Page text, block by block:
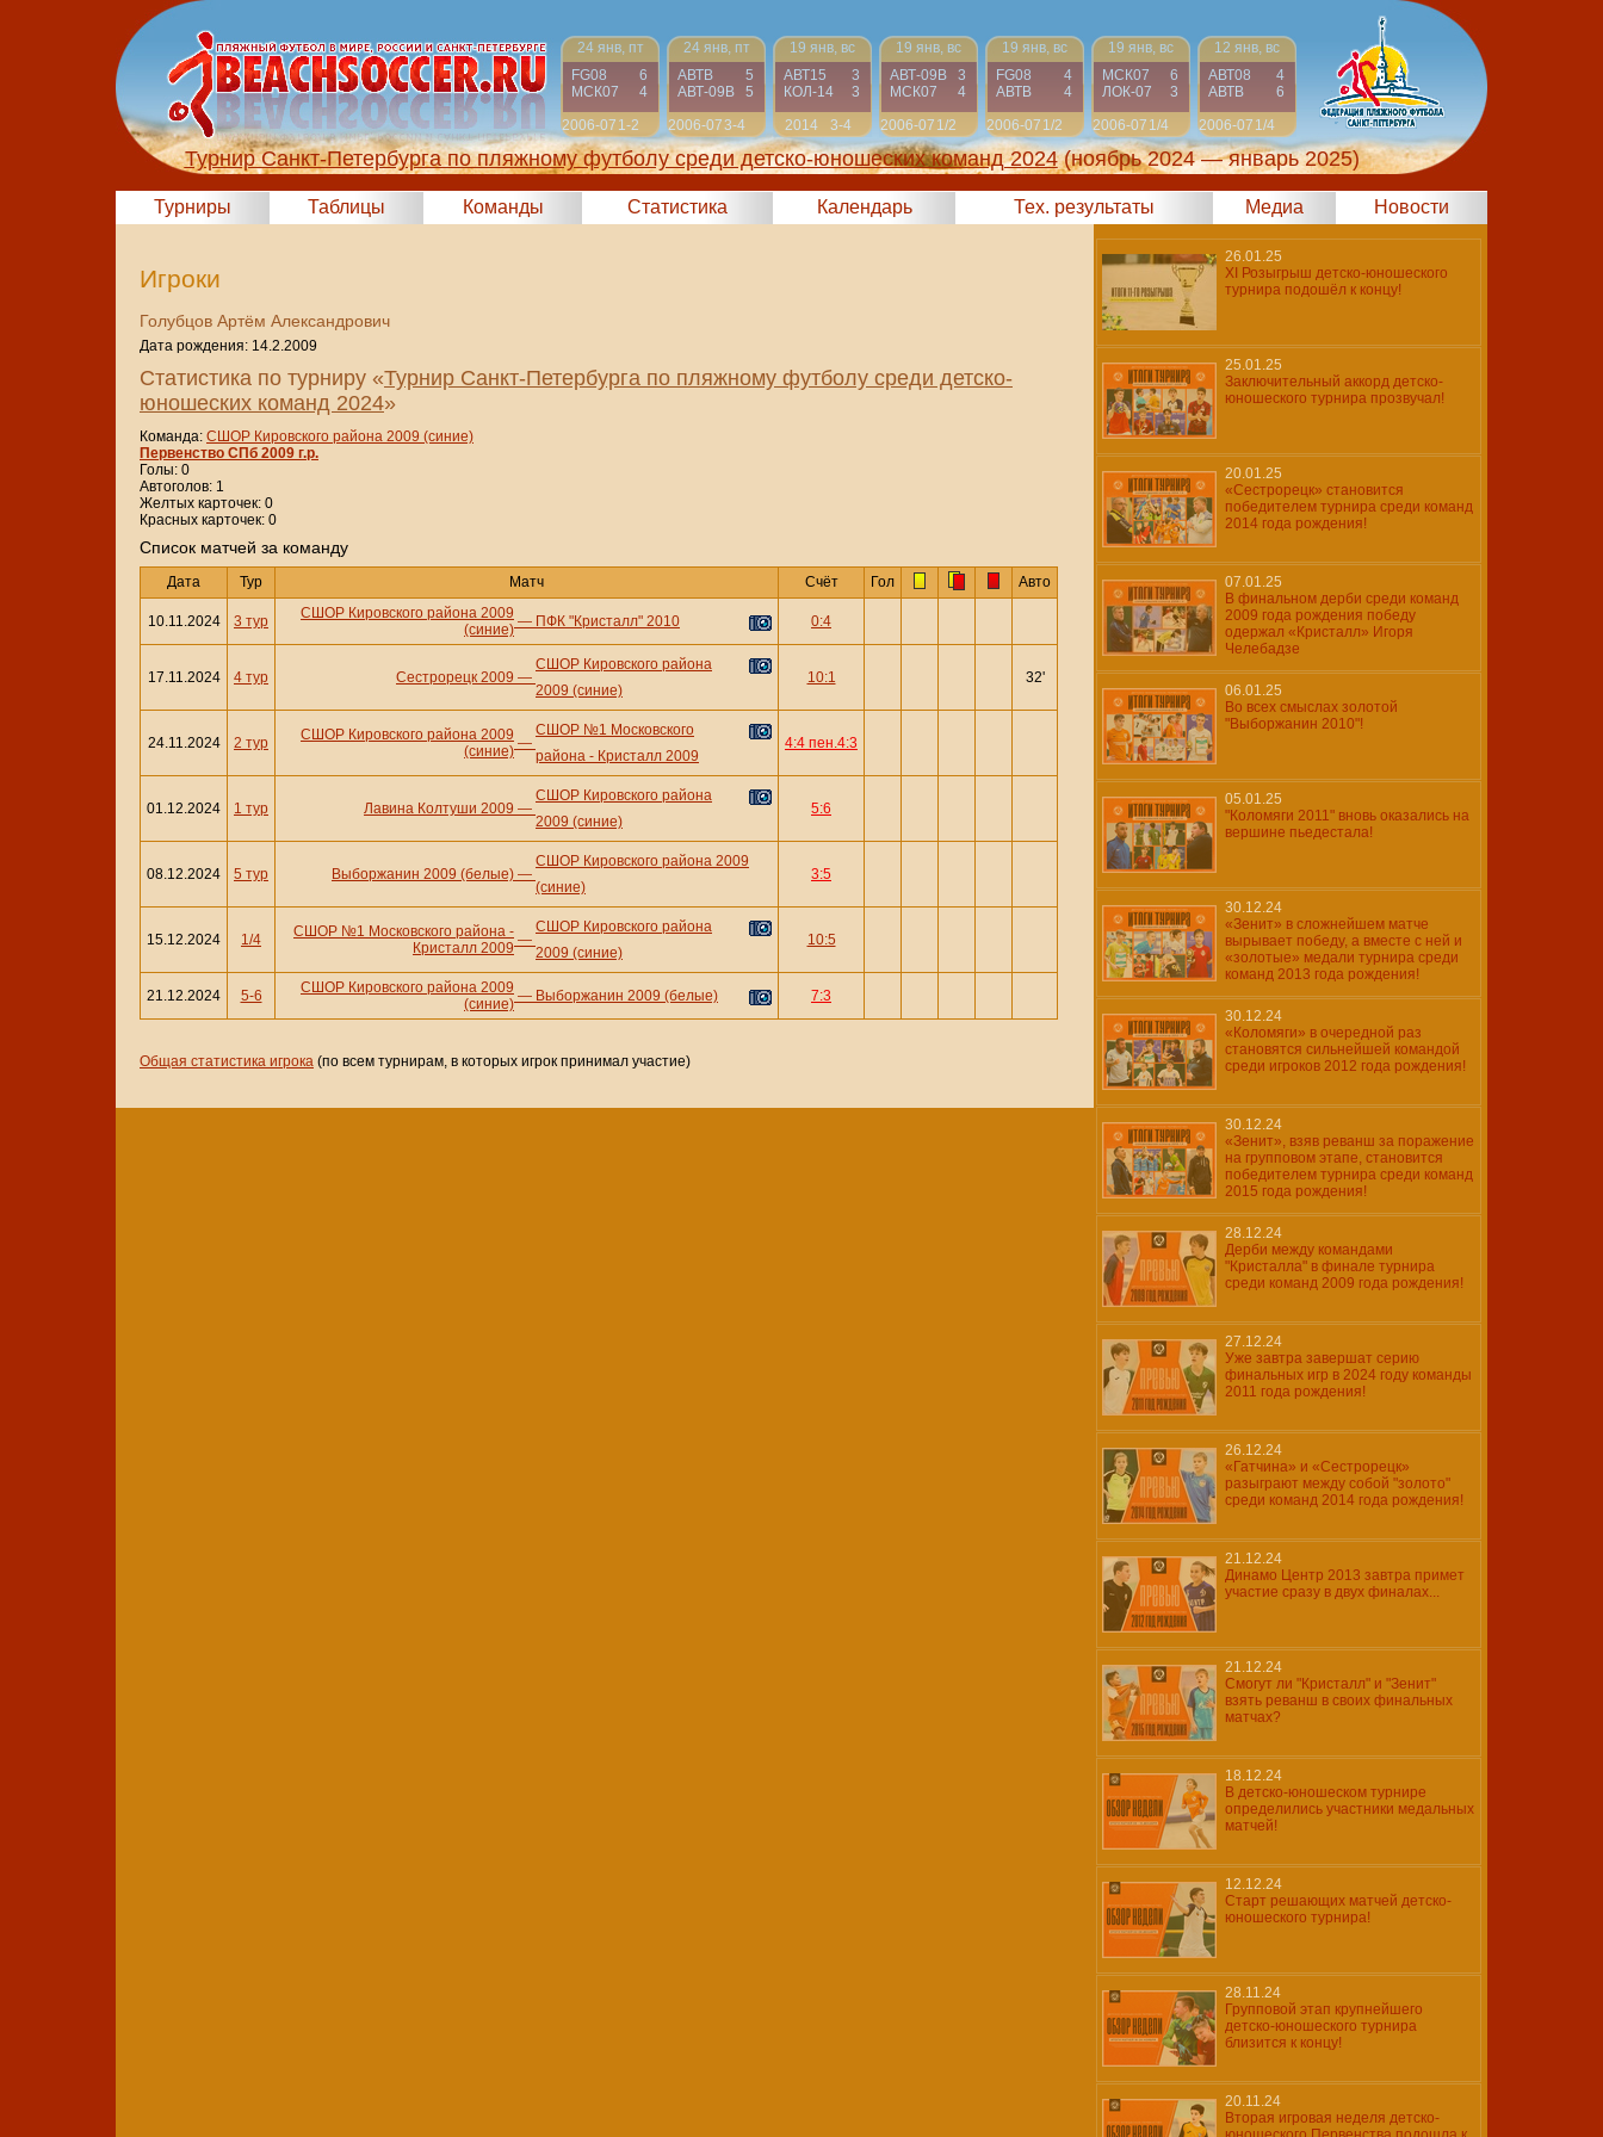
24 янв, пт
FG08
6
МСК07
4
2006-07 1-2
24 янв, пт
АВТВ
5
АВТ-09B
5
2006-073-4
19 янв, вс
АВТ15
3
КОЛ-14
3
2014
3-4
19 янв, вс
АВТ-09B
3
МСК07
4
2006-07 1/2
19 янв, вс
FG08
4
АВТВ
4
2006-07 1/2
19 янв, вс
МСК07
6
ЛОК-07
3
2006-07 1/4
12 янв, вс
АВТ08
4
АВТВ
6
2006-07 1/4
Турнир Санкт-Петербурга по пляжному футболу среди детско-юношеских команд 2024 (ноябрь 2024 — январь 2025)
Турниры Таблицы Команды Статистика Календарь Тех. результаты Медиа Новости
Игроки
Голубцов Артём Александрович
Дата рождения: 14.2.2009
Статистика по турниру «Турнир Санкт-Петербурга по пляжному футболу среди детско-
юношеских команд 2024»
Команда: СШОР Кировского района 2009 (синие)
Первенство СПб 2009 г.р.
Голы: 0
Автоголов: 1
Желтых карточек: 0
Красных карточек: 0
Cписок матчей за команду
Дата Тур Матч Счёт Гол Авто
10.11.2024 3 тур
СШОР Кировского района 2009
(синие) — ПФК "Кристалл" 2010 0:4
17.11.2024 4 тур Сестрорецк 2009 —
СШОР Кировского района
2009 (синие)
10:1 32'
24.11.2024 2 тур
СШОР Кировского района 2009
(синие) —
СШОР №1 Московского
района - Кристалл 2009
4:4 пен.4:3
01.12.2024 1 тур Лавина Колтуши 2009 —
СШОР Кировского района
2009 (синие)
5:6
08.12.2024 5 тур Выборжанин 2009 (белые) —
СШОР Кировского района 2009
(синие)
3:5
15.12.2024 1/4
СШОР №1 Московского района -
Кристалл 2009 —
СШОР Кировского района
2009 (синие)
10:5
21.12.2024 5-6
СШОР Кировского района 2009
(синие) — Выборжанин 2009 (белые) 7:3
Общая статистика игрока (по всем турнирам, в которых игрок принимал участие)
26.01.25
XI Розыгрыш детско-юношеского
турнира подошёл к концу!
25.01.25
Заключительный аккорд детско-
юношеского турнира прозвучал!
20.01.25
«Сестрорецк» становится
победителем турнира среди команд
2014 года рождения!
07.01.25
В финальном дерби среди команд
2009 года рождения победу
одержал «Кристалл» Игоря
Челебадзе
06.01.25
Во всех смыслах золотой
"Выборжанин 2010"!
05.01.25
"Коломяги 2011" вновь оказались на
вершине пьедестала!
30.12.24
«Зенит» в сложнейшем матче
вырывает победу, а вместе с ней и
«золотые» медали турнира среди
команд 2013 года рождения!
30.12.24
«Коломяги» в очередной раз
становятся сильнейшей командой
среди игроков 2012 года рождения!
30.12.24
«Зенит», взяв реванш за поражение
на групповом этапе, становится
победителем турнира среди команд
2015 года рождения!
28.12.24
Дерби между командами
"Кристалла" в финале турнира
среди команд 2009 года рождения!
27.12.24
Уже завтра завершат серию
финальных игр в 2024 году команды
2011 года рождения!
26.12.24
«Гатчина» и «Сестрорецк»
разыграют между собой "золото"
среди команд 2014 года рождения!
21.12.24
Динамо Центр 2013 завтра примет
участие сразу в двух финалах...
21.12.24
Смогут ли "Кристалл" и "Зенит"
взять реванш в своих финальных
матчах?
18.12.24
В детско-юношеском турнире
определились участники медальных
матчей!
12.12.24
Старт решающих матчей детско-
юношеского турнира!
28.11.24
Групповой этап крупнейшего
детско-юношеского турнира
близится к концу!
20.11.24
Вторая игровая неделя детско-